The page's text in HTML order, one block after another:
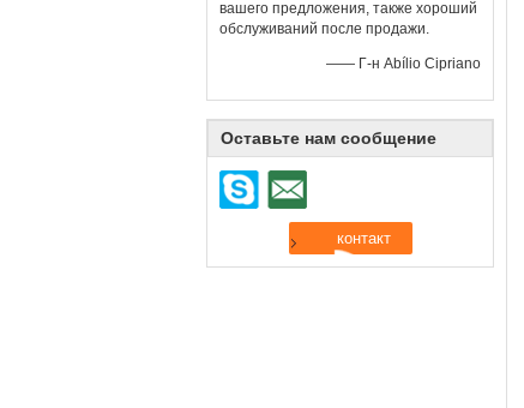
вашего предложения, также хороший
обслуживаний после продажи.
—— Г-н Abílio Cipriano
Оставьте нам сообщение